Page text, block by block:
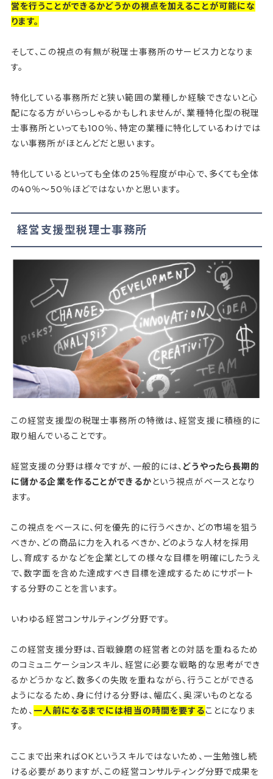
営を行うことができるかどうかの視点を加えることが可能にな
ります。
そして、この視点の有無が税理士事務所のサービス力となりま
す。
特化している事務所だと狭い範囲の業種しか経験できないと心
配になる方がいらっしゃるかもしれませんが、業種特化型の税理
士事務所といっても100％、特定の業種に特化しているわけでは
ない事務所がほとんどだと思います。
特化しているといっても全体の25％程度が中心で、多くても全体
の40％～50％ほどではないかと思います。
経営支援型税理士事務所
この経営支援型の税理士事務所の特徴は、経営支援に積極的に
取り組んでいることです。
経営支援の分野は様々ですが、一般的には、 どうやったら長期的
に儲かる企業を作ることができるかという視点がベースとなり
ます。
この視点をベースに、何を優先的に行うべきか、どの市場を狙う
べきか、どの商品に力を入れるべきか、どのような人材を採用
し、育成するかなどを企業としての様々な目標を明確にしたうえ
で、数字面を含めた達成すべき目標を達成するためにサポート
する分野のことを言います。
いわゆる経営コンサルティング分野です。
この経営支援分野は、百戦錬磨の経営者との対話を重ねるため
のコミュニケーションスキル、経営に必要な戦略的な思考ができ
るかどうかなど、数多くの失敗を重ねながら、行うことができる
ようになるため、身に付ける分野は、幅広く、奥深いものとなる
ため、 一人前になるまでには相当の時間を要することになりま
す。
ここまで出来ればOKというスキルではないため、一生勉強し続
ける必要がありますが、この経営コンサルティング分野で成果を